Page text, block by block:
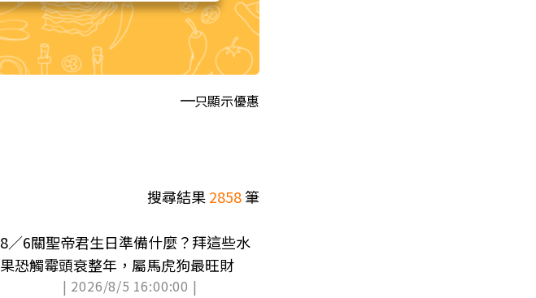
只顯示優惠
搜尋結果2858筆
8／6關聖帝君生日準備什麼？拜這些水
果恐觸霉頭衰整年，屬馬虎狗最旺財
| 2026/8/5 16:00:00 |